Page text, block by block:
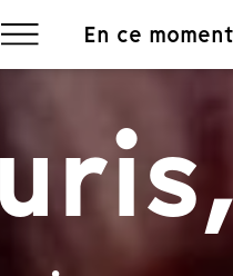
En ce moment